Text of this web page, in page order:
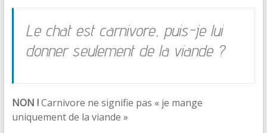
Le chat est carnivore, puis-je lui
donner seulement de la viande ?
NON !Carnivore ne signifie pas « je mange
uniquement de la viande »